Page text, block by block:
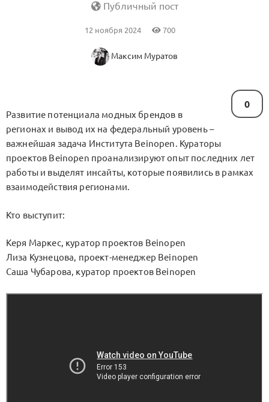
Публичный пост
12 ноября 2024 700
Максим Муратов
0
Развитие потенциала модных брендов в
регионах и вывод их на федеральный уровень –
важнейшая задача Института Beinopen. Кураторы
проектов Beinopen проанализируют опыт последних лет
работы и выделят инсайты, которые появились в рамках
взаимодействия регионами.
Кто выступит:
Керя Маркес, куратор проектов Beinopen
Лиза Кузнецова, проект-менеджер Beinopen
Саша Чубарова, куратор проектов Beinopen